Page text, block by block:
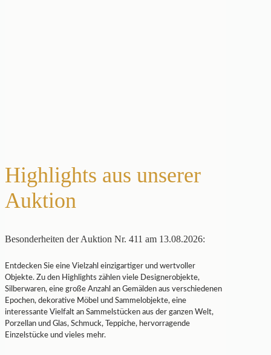
Highlights aus unserer
Auktion
Besonderheiten der Auktion Nr. 411 am 13.08.2026:
Entdecken Sie eine Vielzahl einzigartiger und wertvoller
Objekte. Zu den Highlights zählen viele Designerobjekte,
Silberwaren, eine große Anzahl an Gemälden aus verschiedenen
Epochen, dekorative Möbel und Sammelobjekte, eine
interessante Vielfalt an Sammelstücken aus der ganzen Welt,
Porzellan und Glas, Schmuck, Teppiche, hervorragende
Einzelstücke und vieles mehr.